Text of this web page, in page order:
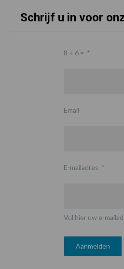
Schrijf u in voor
8 + 6 = *
Email
E-mailadres *
Vul hier uw e-